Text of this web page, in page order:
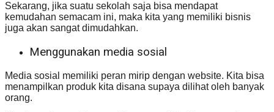
Sekarang, jika suatu sekolah saja bisa mendapat
kemudahan semacam ini, maka kita yang memiliki bisnis
juga akan sangat dimudahkan.
Menggunakan media sosial
Media sosial memiliki peran mirip dengan website. Kita bisa
menampilkan produk kita disana supaya dilihat oleh banyak
orang.